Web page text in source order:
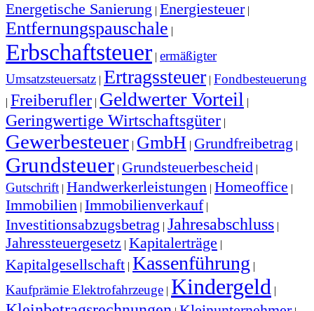
Energetische Sanierung | Energiesteuer|
Entfernungspauschale |
Erbschaftsteuer | ermäßigter
Umsatzsteuersatz | Ertragssteuer | Fondbesteuerung
| Freiberufler | Geldwerter Vorteil |
Geringwertige Wirtschaftsgüter |
Gewerbesteuer | GmbH | Grundfreibetrag |
Grundsteuer | Grundsteuerbescheid |
Gutschrift | Handwerkerleistungen | Homeoffice |
Immobilien | Immobilienverkauf |
Investitionsabzugsbetrag | Jahresabschluss |
Jahressteuergesetz | Kapitalerträge |
Kapitalgesellschaft | Kassenführung |
Kaufprämie Elektrofahrzeuge | Kindergeld |